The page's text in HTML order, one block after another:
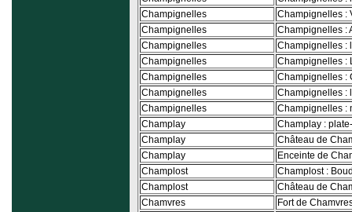
Champignelles
Champignelles :
Champignelles
Champignelles :
Champignelles
Champignelles :
Champignelles
Champignelles :
Champignelles
Champignelles :
Champignelles
Champignelles :
Champignelles
Champignelles :
Champlay
Champlay :
Champlay
Château de
Champlay
Enceinte de
Champlost
Champlost :
Champlost
Château de
Chamvres
Fort de